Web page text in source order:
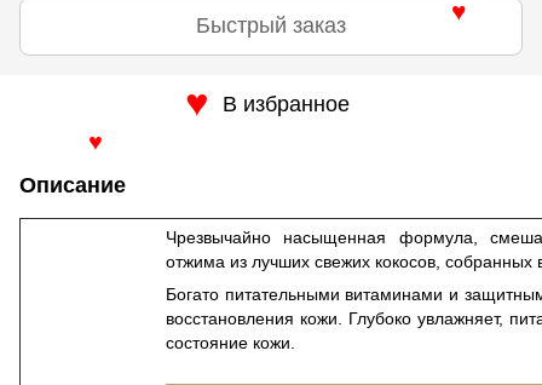
Быстрый заказ
В избранное
Описание
Чрезвычайно насыщенная формула,
отжима из лучших свежих кокосов,
Богато питательными витаминами и
восстановления кожи. Глубоко увлажняет,
состояние кожи.